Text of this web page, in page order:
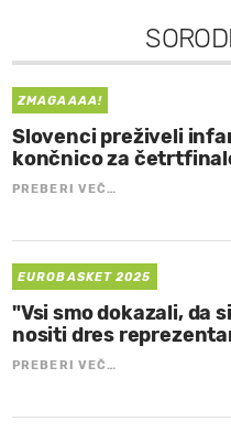
ZMAGAAAA!
Slovenci preživeli
končnico za
PREBERI VEČ…
EUROBASKET 2025
"Vsi smo dokazali, da
nositi dres
PREBERI VEČ…